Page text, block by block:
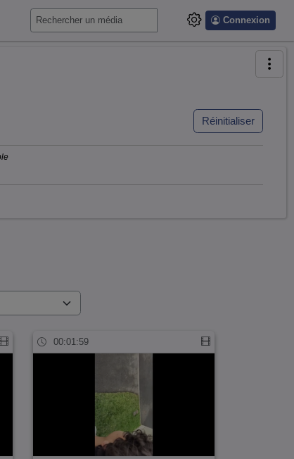
Connexion
Réinitialiser
00:01:59